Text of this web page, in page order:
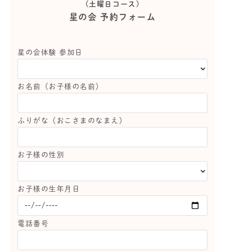
(土曜日コース)
星の会 予約フォーム
星の会体験 参加日
お名前（お子様の名前）
ふりがな（おこさまのなまえ）
お子様の性別
お子様の生年月日
電話番号